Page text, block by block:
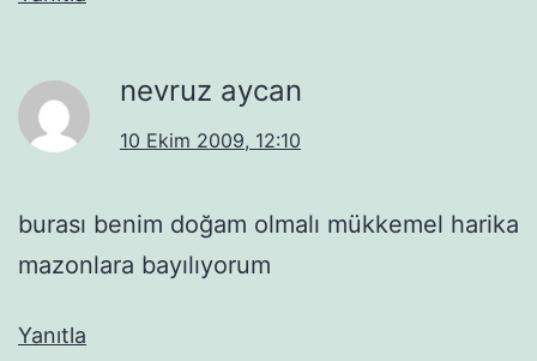
nevruz aycan
10 Ekim 2009, 12:10
burası benim doğam olmalı mükkemel harika
mazonlara bayılıyorum
Yanıtla